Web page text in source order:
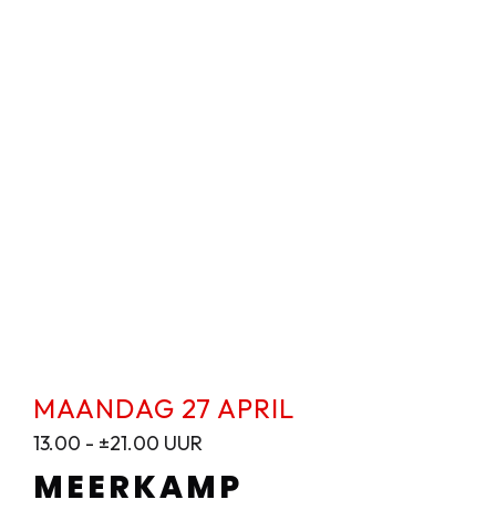
MAANDAG 27 APRIL
13.00 - ±21.00 UUR
MEERKAMP